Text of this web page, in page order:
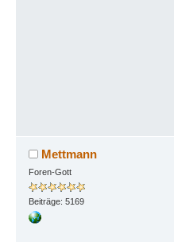
Mettmann
Foren-Gott
Beiträge: 5169